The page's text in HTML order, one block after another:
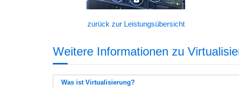
zurück zur Leistungsübersicht
Weitere Informationen zu
Was ist Virtualisierung?